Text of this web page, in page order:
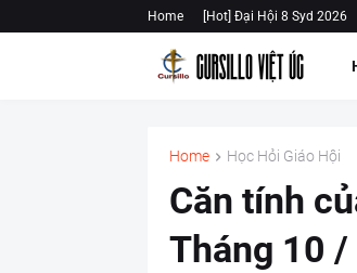
Home [Hot] Đại Hội 8 Syd 2026
Home Học Hỏi Giáo Hội
Căn tính
Tháng 10 /